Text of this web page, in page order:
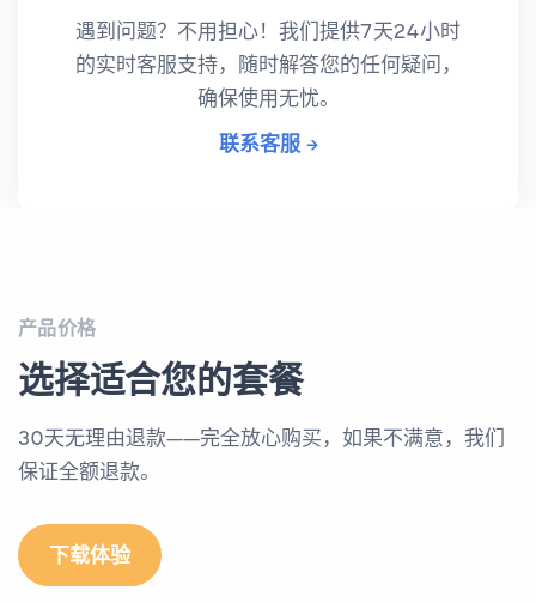
遇到问题？不用担心！我们提供7天24小时
的实时客服支持，随时解答您的任何疑问，
确保使用无忧。
联系客服
产品价格
选择适合您的套餐
30天无理由退款——完全放心购买，如果不满意，我们
保证全额退款。
下载体验